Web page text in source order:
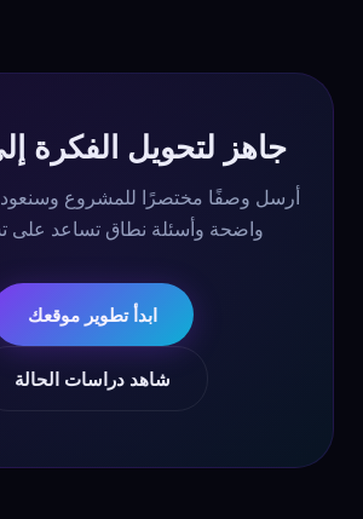
جاهز لتحويل الفكرة
أرسل وصفًا مختصرًا للمشروع
واضحة وأسئلة نطاق تساعد على
ابدأ تطوير موقعك
شاهد دراسات الحالة